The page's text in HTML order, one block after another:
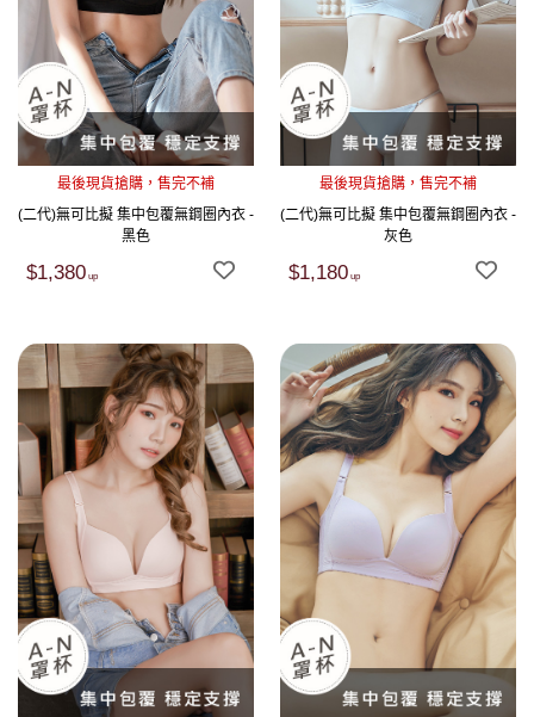
最後現貨搶購，售完不補
(二代)無可比擬 集中包覆無鋼圈內衣 -
黑色
$1,380
最後現貨搶購，售完不補
(二代)無可比擬 集中包覆無鋼圈內衣 -
灰色
$1,180